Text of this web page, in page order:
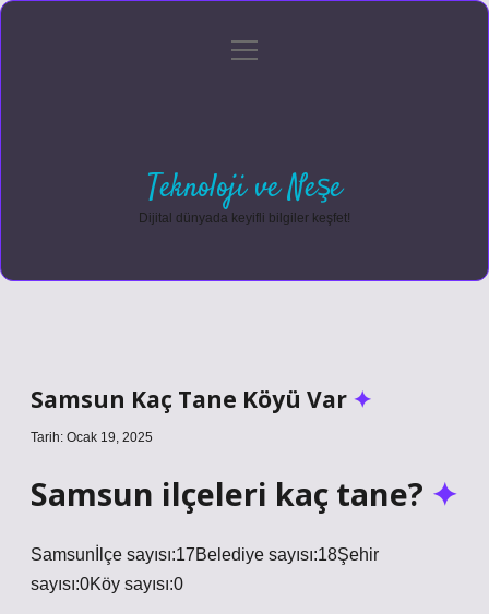
Gizlilik Politikası
menüyü
Teknoloji ve Neşe
Dijital dünyada keyifli bilgiler keşfet!
Samsun Kaç Tane Köyü Var
Tarih: Ocak 19, 2025
Samsun ilçeleri kaç tane?
Samsunİlçe sayısı:17Belediye sayısı:18Şehir
sayısı:0Köy sayısı:0